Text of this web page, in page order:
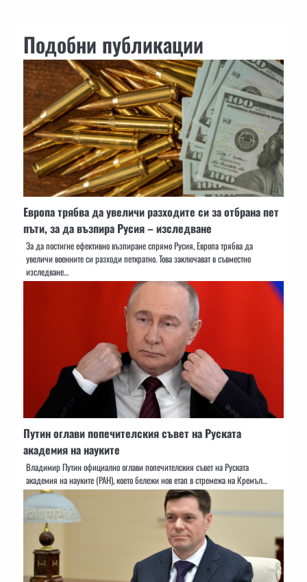
Подобни публикации
Европа трябва да увеличи разходите си за отбрана пет
пъти, за да възпира Русия – изследване
За да постигне ефективно възпиране спрямо Русия, Европа трябва да
увеличи военните си разходи петкратно. Това заключават в съвместно
изследване…
Путин оглави попечителския съвет на Руската
академия на науките
Владимир Путин официално оглави попечителския съвет на Руската
академия на науките (РАН), което бележи нов етап в стремежа на Кремъл…